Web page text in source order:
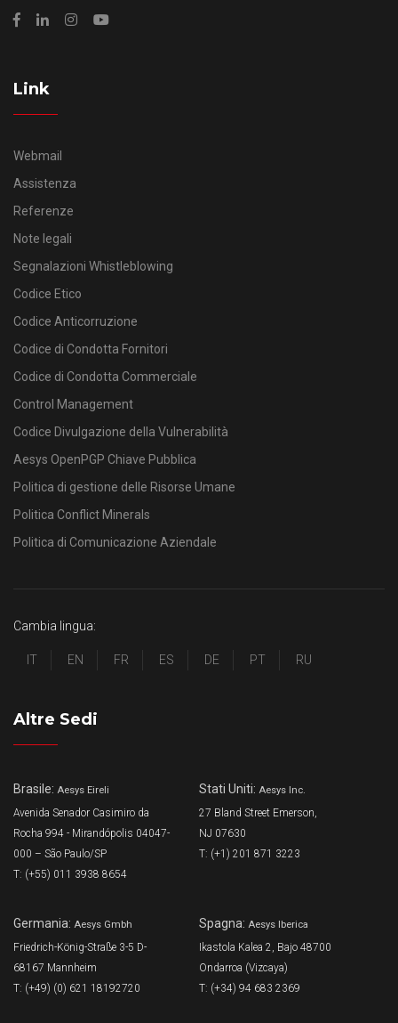
Link
Webmail
Assistenza
Referenze
Note legali
Segnalazioni Whistleblowing
Codice Etico
Codice Anticorruzione
Codice di Condotta Fornitori
Codice di Condotta Commerciale
Control Management
Codice Divulgazione della Vulnerabilità
Aesys OpenPGP Chiave Pubblica
Politica di gestione delle Risorse Umane
Politica Conflict Minerals
Politica di Comunicazione Aziendale
Cambia lingua:
IT EN FR ES DE PT RU
Altre Sedi
Brasile: Aesys Eireli
Avenida Senador Casimiro da
Rocha 994 - Mirandópolis 04047-
000 – São Paulo/SP
T: (+55) 011 3938 8654
Stati Uniti: Aesys Inc.
27 Bland Street Emerson,
NJ 07630
T: (+1) 201 871 3223
Germania: Aesys Gmbh
Friedrich-König-Straße 3-5 D-
68167 Mannheim
T: (+49) (0) 621 18192720
Spagna: Aesys Iberica
Ikastola Kalea 2, Bajo 48700
Ondarroa (Vizcaya)
T: (+34) 94 683 2369